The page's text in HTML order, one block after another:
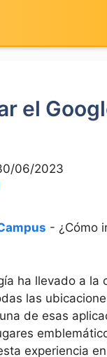
el
06/2023
- ¿Cómo
ha llevado a
las
de esas
experiencia